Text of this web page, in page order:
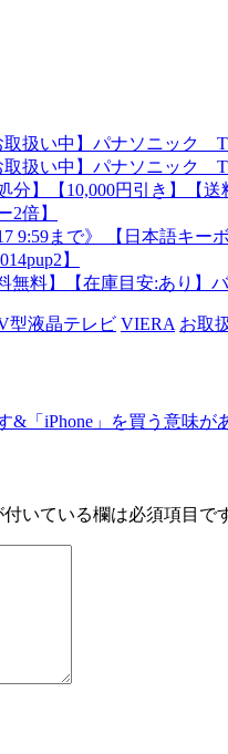
取扱い中】パナソニッ
取扱い中】パナソニッ
分】【10,000円引き】
2倍】
9:59まで》 【日本語キ
】
無料】【在庫目安:あり
型液晶テレビ VIERA お取
&「iPhone」を買う意味が
付いている欄は必須項目で